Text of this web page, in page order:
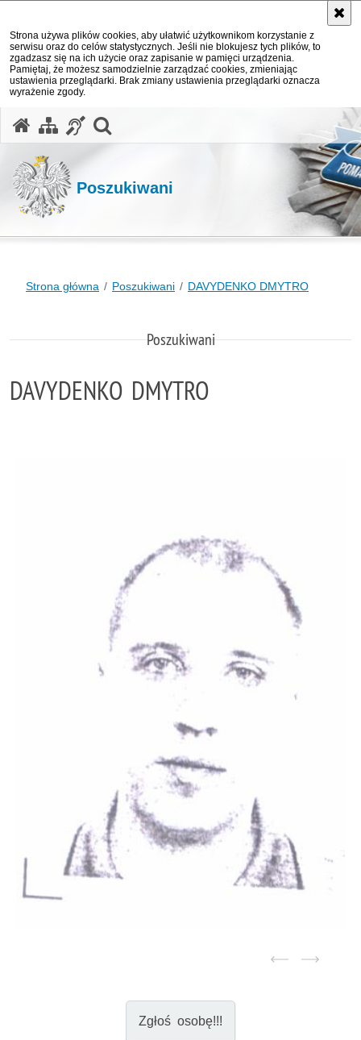
Strona używa plików cookies, aby ułatwić użytkownikom korzystanie z
serwisu oraz do celów statystycznych. Jeśli nie blokujesz tych plików, to
zgadzasz się na ich użycie oraz zapisanie w pamięci urządzenia.
Pamiętaj, że możesz samodzielnie zarządzać cookies, zmieniając
ustawienia przeglądarki. Brak zmiany ustawienia przeglądarki oznacza
wyrażenie zgody.
Poszukiwani
Strona główna Poszukiwani DAVYDENKO DMYTRO
Poszukiwani
DAVYDENKO DMYTRO
Zgłoś osobę!!!